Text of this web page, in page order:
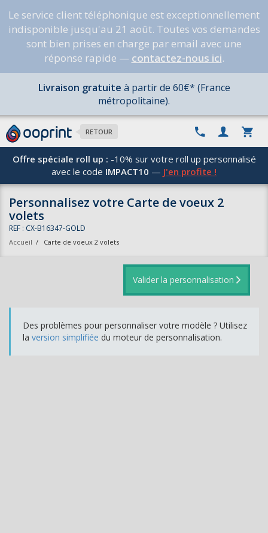
Le service client téléphonique est exceptionnellement
indisponible jusqu'au 21 août. Toutes vos demandes
sont bien prises en charge par email avec une
réponse rapide — contactez-nous ici.
Livraison gratuite à partir de 60€* (France
métropolitaine).
RETOUR
Offre spéciale roll up : -10% sur votre roll up personnalisé
avec le code IMPACT10 — J'en profite !
Personnalisez votre Carte de voeux 2
volets
REF : CX-B16347-GOLD
Accueil / Carte de voeux 2 volets
Valider la personnalisation
Des problèmes pour personnaliser votre modèle ? Utilisez
la version simplifiée du moteur de personnalisation.